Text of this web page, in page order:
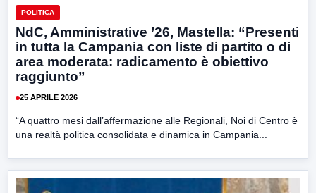
POLITICA
NdC, Amministrative ’26, Mastella: “Presenti
in tutta la Campania con liste di partito o di
area moderata: radicamento è obiettivo
raggiunto”
25 APRILE 2026
“A quattro mesi dall’affermazione alle Regionali, Noi di Centro è
una realtà politica consolidata e dinamica in Campania...